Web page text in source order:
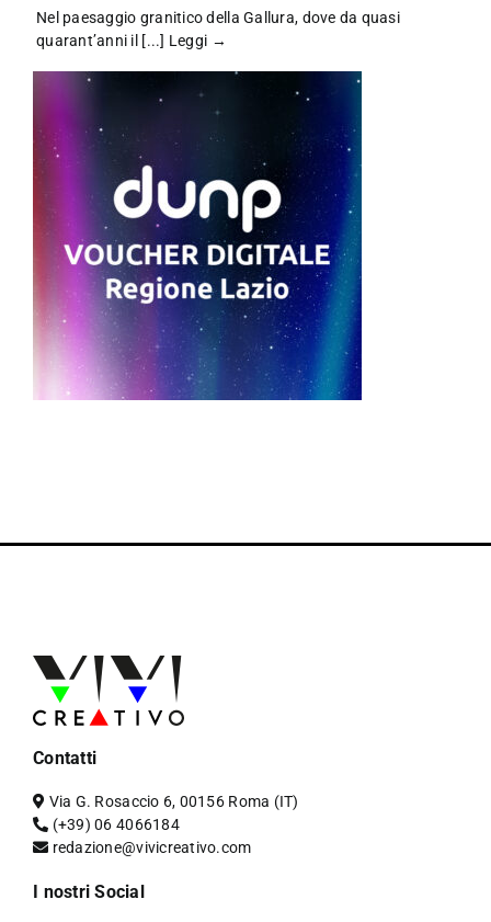
Nel paesaggio granitico della Gallura, dove da quasi
quarant’anni il [...] Leggi →
Contatti
Via G. Rosaccio 6, 00156 Roma (IT)
(+39) 06 4066184
redazione@vivicreativo.com
I nostri Social